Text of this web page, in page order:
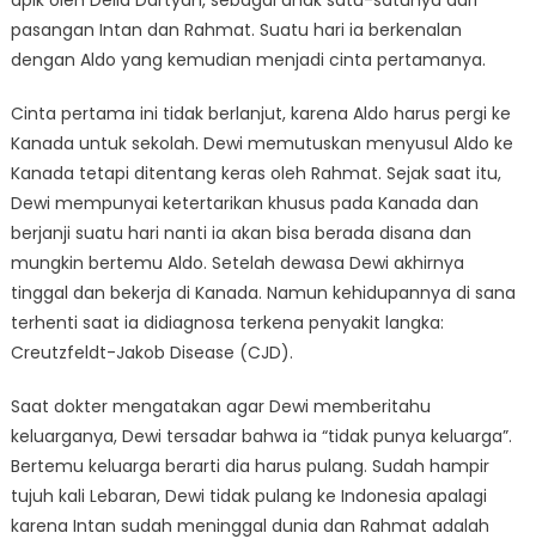
pasangan Intan dan Rahmat. Suatu hari ia berkenalan
dengan Aldo yang kemudian menjadi cinta pertamanya.
Cinta pertama ini tidak berlanjut, karena Aldo harus pergi ke
Kanada untuk sekolah. Dewi memutuskan menyusul Aldo ke
Kanada tetapi ditentang keras oleh Rahmat. Sejak saat itu,
Dewi mempunyai ketertarikan khusus pada Kanada dan
berjanji suatu hari nanti ia akan bisa berada disana dan
mungkin bertemu Aldo. Setelah dewasa Dewi akhirnya
tinggal dan bekerja di Kanada. Namun kehidupannya di sana
terhenti saat ia didiagnosa terkena penyakit langka:
Creutzfeldt-Jakob Disease (CJD).
Saat dokter mengatakan agar Dewi memberitahu
keluarganya, Dewi tersadar bahwa ia “tidak punya keluarga”.
Bertemu keluarga berarti dia harus pulang. Sudah hampir
tujuh kali Lebaran, Dewi tidak pulang ke Indonesia apalagi
karena Intan sudah meninggal dunia dan Rahmat adalah